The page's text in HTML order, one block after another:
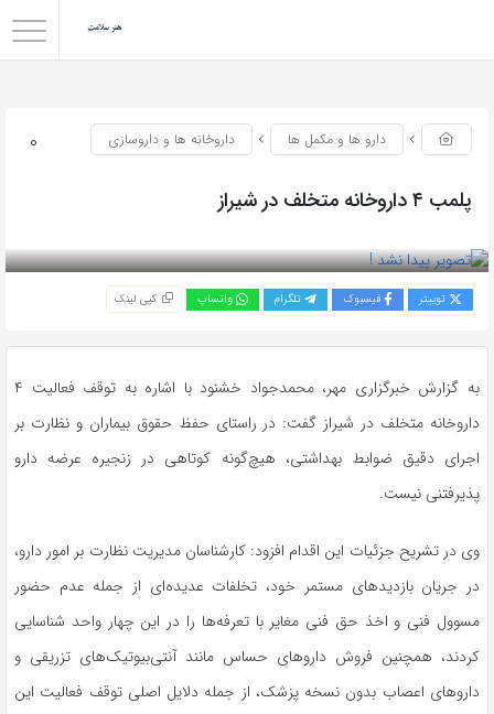
0 دارو ها و مکمل ها داروخانه ها و داروسازی
پلمب ۴ داروخانه متخلف در شیراز
توییتر فیسبوک تلگرام واتساپ کپی لینک
به گزارش خبرگزاری مهر، محمدجواد خشنود با اشاره به توقف فعالیت ۴
داروخانه متخلف در شیراز گفت: در راستای حفظ حقوق بیماران و نظارت بر
اجرای دقیق ضوابط بهداشتی، هیچ‌گونه کوتاهی در زنجیره عرضه دارو
پذیرفتنی نیست.
وی در تشریح جزئیات این اقدام افزود: کارشناسان مدیریت نظارت بر امور دارو،
در جریان بازدیدهای مستمر خود، تخلفات عدیده‌ای از جمله عدم حضور
مسوول فنی و اخذ حق فنی مغایر با تعرفه‌ها را در این چهار واحد شناسایی
کردند، همچنین فروش داروهای حساس مانند آنتی‌بیوتیک‌های تزریقی و
داروهای اعصاب بدون نسخه پزشک، از جمله دلایل اصلی توقف فعالیت این